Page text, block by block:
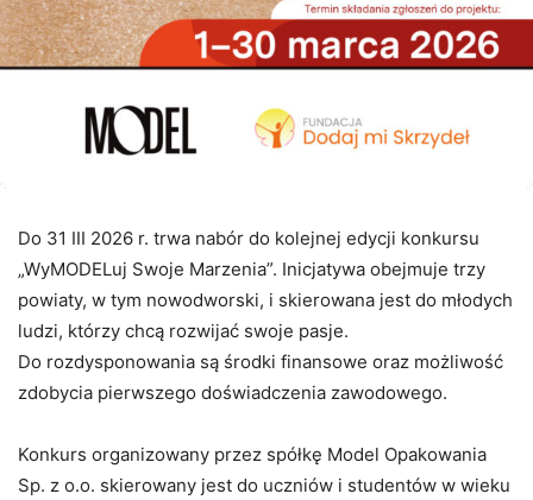
Do 31 III 2026 r. trwa nabór do kolejnej edycji konkursu
„WyMODELuj Swoje Marzenia”. Inicjatywa obejmuje trzy
powiaty, w tym nowodworski, i skierowana jest do młodych
ludzi, którzy chcą rozwijać swoje pasje.
Do rozdysponowania są środki finansowe oraz możliwość
zdobycia pierwszego doświadczenia zawodowego.
Konkurs organizowany przez spółkę Model Opakowania
Sp. z o.o. skierowany jest do uczniów i studentów w wieku